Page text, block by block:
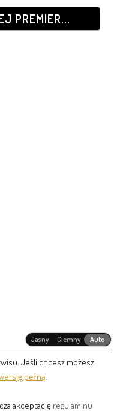
PREMIER...
Jasny Ciemny Auto
Jeśli chcesz możesz
pełną
akceptację regulaminu